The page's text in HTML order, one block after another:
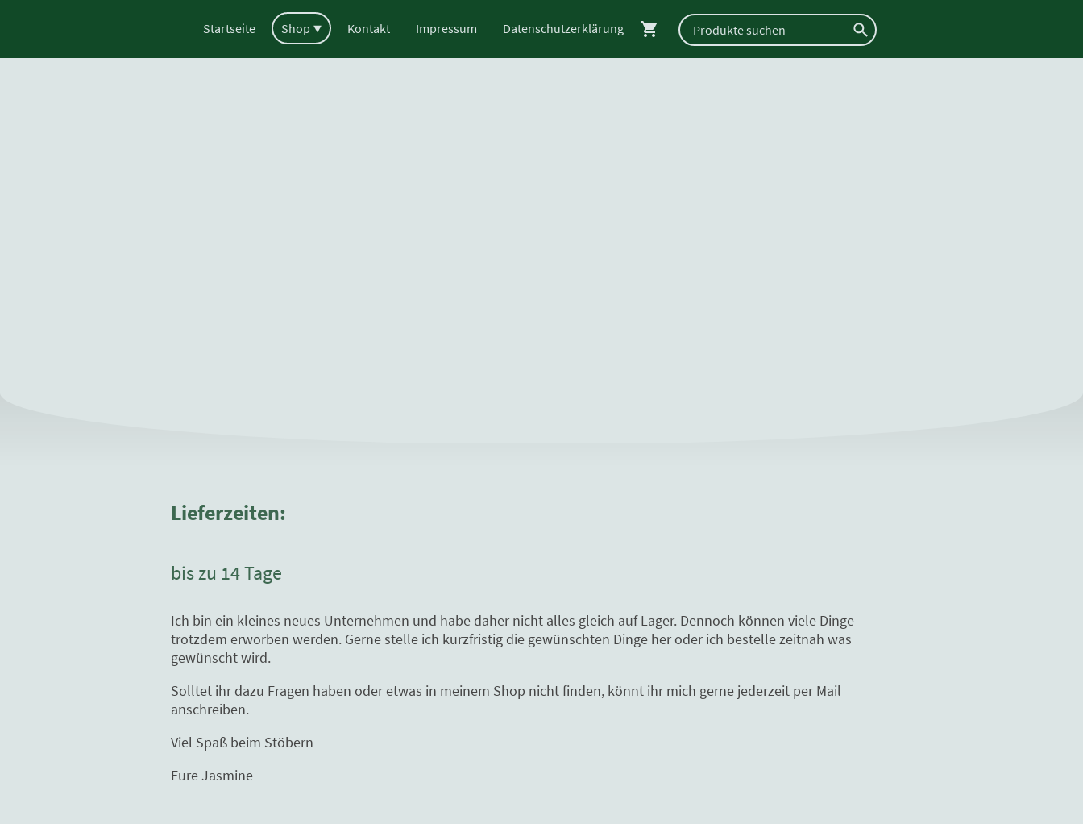
Startseite Shop Kontakt Impressum Datenschutzerklärung
Lieferzeiten:
bis zu 14 Tage
Ich bin ein kleines neues Unternehmen und habe daher nicht alles gleich auf Lager. Dennoch können viele Dinge
trotzdem erworben werden. Gerne stelle ich kurzfristig die gewünschten Dinge her oder ich bestelle zeitnah was
gewünscht wird.
Solltet ihr dazu Fragen haben oder etwas in meinem Shop nicht finden, könnt ihr mich gerne jederzeit per Mail
anschreiben.
Viel Spaß beim Stöbern
Eure Jasmine